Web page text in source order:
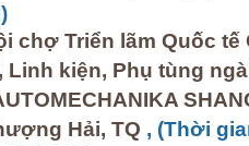
chợ Triển lãm Quốc tế
Linh kiện, Phụ tùng
Hải, TQ , (Thời